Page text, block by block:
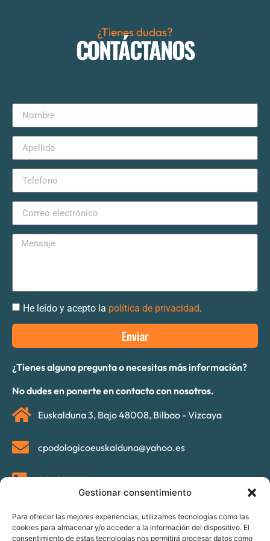
Gestionar consentimiento
Para ofrecer las mejores experiencias, utilizamos tecnologías como las
cookies para almacenar y/o acceder a la información del dispositivo. El
consentimiento de estas tecnologías nos permitirá procesar datos como
¿Tienes dudas?
CONTÁCTANOS
He leído y acepto la política de privacidad.
Enviar
¿Tienes alguna pregunta o necesitas más información?
No dudes en ponerte en contacto con nosotros.
Euskalduna 3, Bajo 48008, Bilbao - Vizcaya
cpodologicoeuskalduna@yahoo.es
944052151